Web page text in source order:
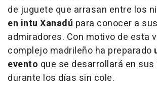
de juguete que arrasan entre los
en intu Xanadú para conocer a
admiradores. Con motivo de esta
complejo madrileño ha preparado
evento que se desarrollará en
durante los días sin cole.